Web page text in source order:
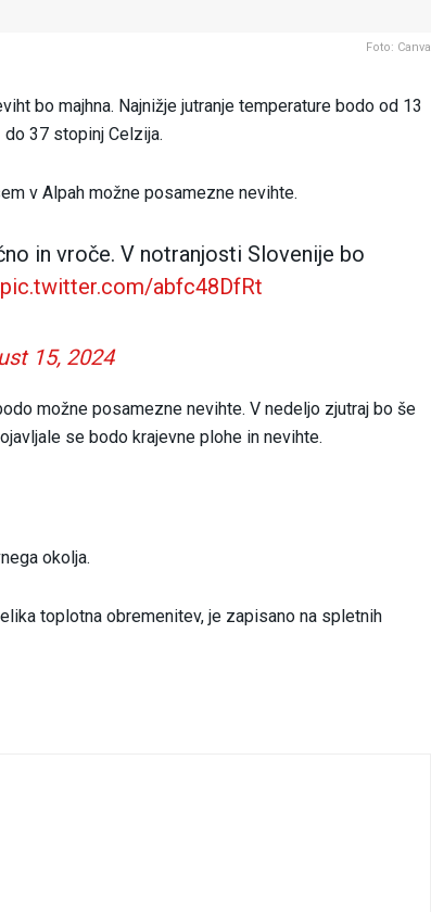
Foto: Canva
bo majhna. Najnižje jutranje temperature bodo od 13
37 stopinj Celzija.
v Alpah možne posamezne nevihte.
in vroče. V notranjosti Slovenije bo
pic.twitter.com/abfc48DfRt
15, 2024
možne posamezne nevihte. V nedeljo zjutraj bo še
se bodo krajevne plohe in nevihte.
okolja.
toplotna obremenitev, je zapisano na spletnih